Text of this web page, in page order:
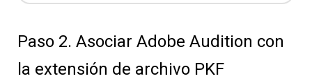
Paso 2. Asociar Adobe Audition con
la extensión de archivo PKF